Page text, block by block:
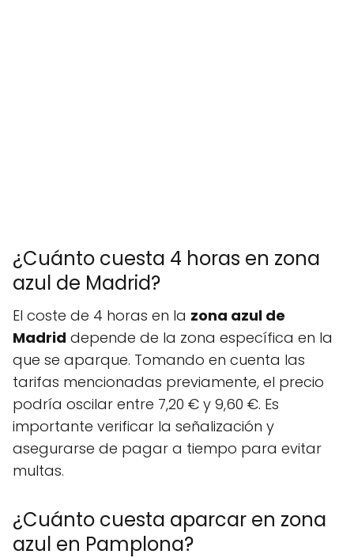
¿Cuánto cuesta 4 horas en zona
azul de Madrid?
El coste de 4 horas en la zona azul de
Madrid depende de la zona específica en la
que se aparque. Tomando en cuenta las
tarifas mencionadas previamente, el precio
podría oscilar entre 7,20 € y 9,60 €. Es
importante verificar la señalización y
asegurarse de pagar a tiempo para evitar
multas.
¿Cuánto cuesta aparcar en zona
azul en Pamplona?